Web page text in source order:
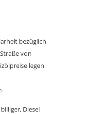
bezüglich
von
legen
Diesel